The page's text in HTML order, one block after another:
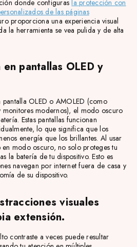
donde configurasla protección con
de las páginas
proporciona una experiencia visual
la herramienta se vea pulida y de alta
pantallas OLED y
OLED o AMOLED (como
monitores modernos), el modo oscuro
Estas pantallas funcionan
lo que significa que los
energía que los brillantes. Al usar
modo oscuro, no solo proteges tu
la batería de tu dispositivo. Esto es
navegan por internet fuera de casa y
de su dispositivo.
visuales
extensión.
contraste a veces puede resultar